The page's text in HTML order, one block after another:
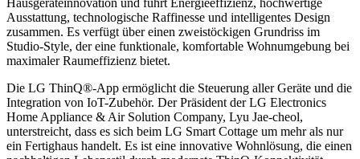
Ausstattung, technologische Raffinesse und intelligentes Design
zusammen. Es verfügt über einen zweistöckigen Grundriss im
Studio-Style, der eine funktionale, komfortable Wohnumgebung bei
maximaler Raumeffizienz bietet.
Die LG ThinQ®-App ermöglicht die Steuerung aller Geräte und die
Integration von IoT-Zubehör. Der Präsident der LG Electronics
Home Appliance & Air Solution Company, Lyu Jae-cheol,
unterstreicht, dass es sich beim LG Smart Cottage um mehr als nur
ein Fertighaus handelt. Es ist eine innovative Wohnlösung, die einen